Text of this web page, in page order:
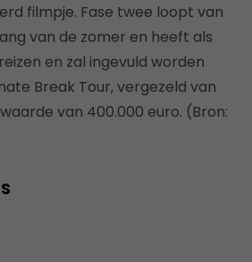
filmpje. Fase twee loopt van
van de zomer en heeft als
en zal ingevuld worden
Break Tour, vergezeld van
van 400.000 euro. (Bron: